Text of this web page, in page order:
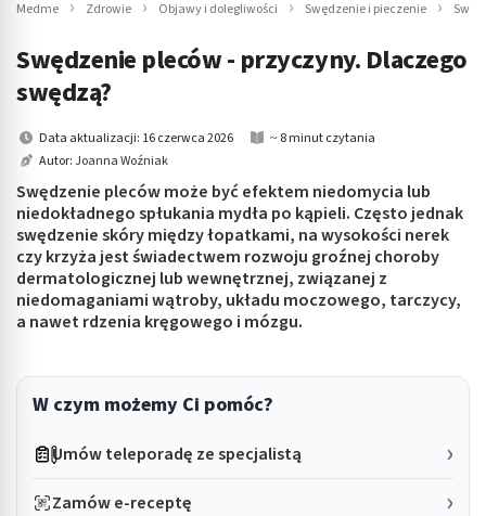
Medme Zdrowie Objawy i dolegliwości Swędzenie i pieczenie
Swędzenie pleców - przyczyny. Dlaczego
swędzą?
Data aktualizacji: 16 czerwca 2026
~ 8 minut czytania
Autor:Joanna Woźniak
Swędzenie pleców może być efektem niedomycia lub
niedokładnego spłukania mydła po kąpieli. Często jednak
swędzenie skóry między łopatkami, na wysokości nerek
czy krzyża jest świadectwem rozwoju groźnej choroby
dermatologicznej lub wewnętrznej, związanej z
niedomaganiami wątroby, układu moczowego, tarczycy,
a nawet rdzenia kręgowego i mózgu.
W czym możemy Ci pomóc?
Umów teleporadę ze specjalistą
Zamów e-receptę